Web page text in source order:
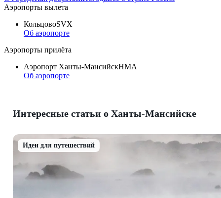
Аэропорты вылета
КольцовоSVX
Об аэропорте
Аэропорты прилёта
Аэропорт Ханты-МансийскHMA
Об аэропорте
Интересные статьи о Ханты-Мансийске
Идеи для путешествий